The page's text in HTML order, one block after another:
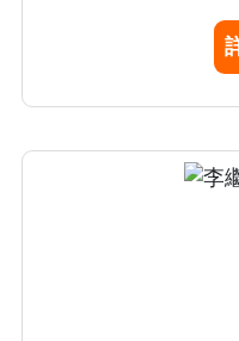
未來工作強調：改
護之整體性、提昇